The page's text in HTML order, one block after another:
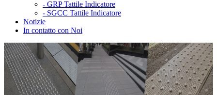
- GRP Tattile Indicatore
- SGCC Tattile Indicatore
Notizie
In contatto con Noi